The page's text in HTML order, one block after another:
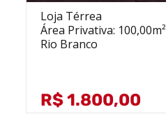
Loja Térrea
Área Privativa: 100,00m²
Rio Branco
R$ 1.800,00